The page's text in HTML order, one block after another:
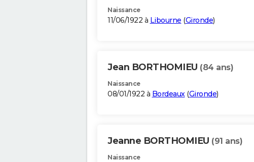
Naissance
11/06/1922 à Libourne (Gironde)
Jean BORTHOMIEU (84 ans)
Naissance
08/01/1922 à Bordeaux(Gironde)
Jeanne BORTHOMIEU (91 ans)
Naissance